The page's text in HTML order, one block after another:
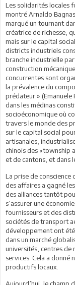
Les solidarités locales
montré Arnaldo
marqué un tournant
créatrice de richesse,
mais sur le capital
districts industriels
branche industrielle
construction
concurrentes sont
la prévalence du
prédateur.» (Emanuele
dans les médinas
socioéconomique où
travers le monde des
sur le capital social
artisanales,
chinois des «township
et de cantons, et dans
La prise de conscience
des affaires a gagné
des alliances tantôt
s’assurer une
fournisseurs et des
sociétés de transport
développement ont
dans un marché
universités, centres de
services. Cela a donné
productifs locaux.